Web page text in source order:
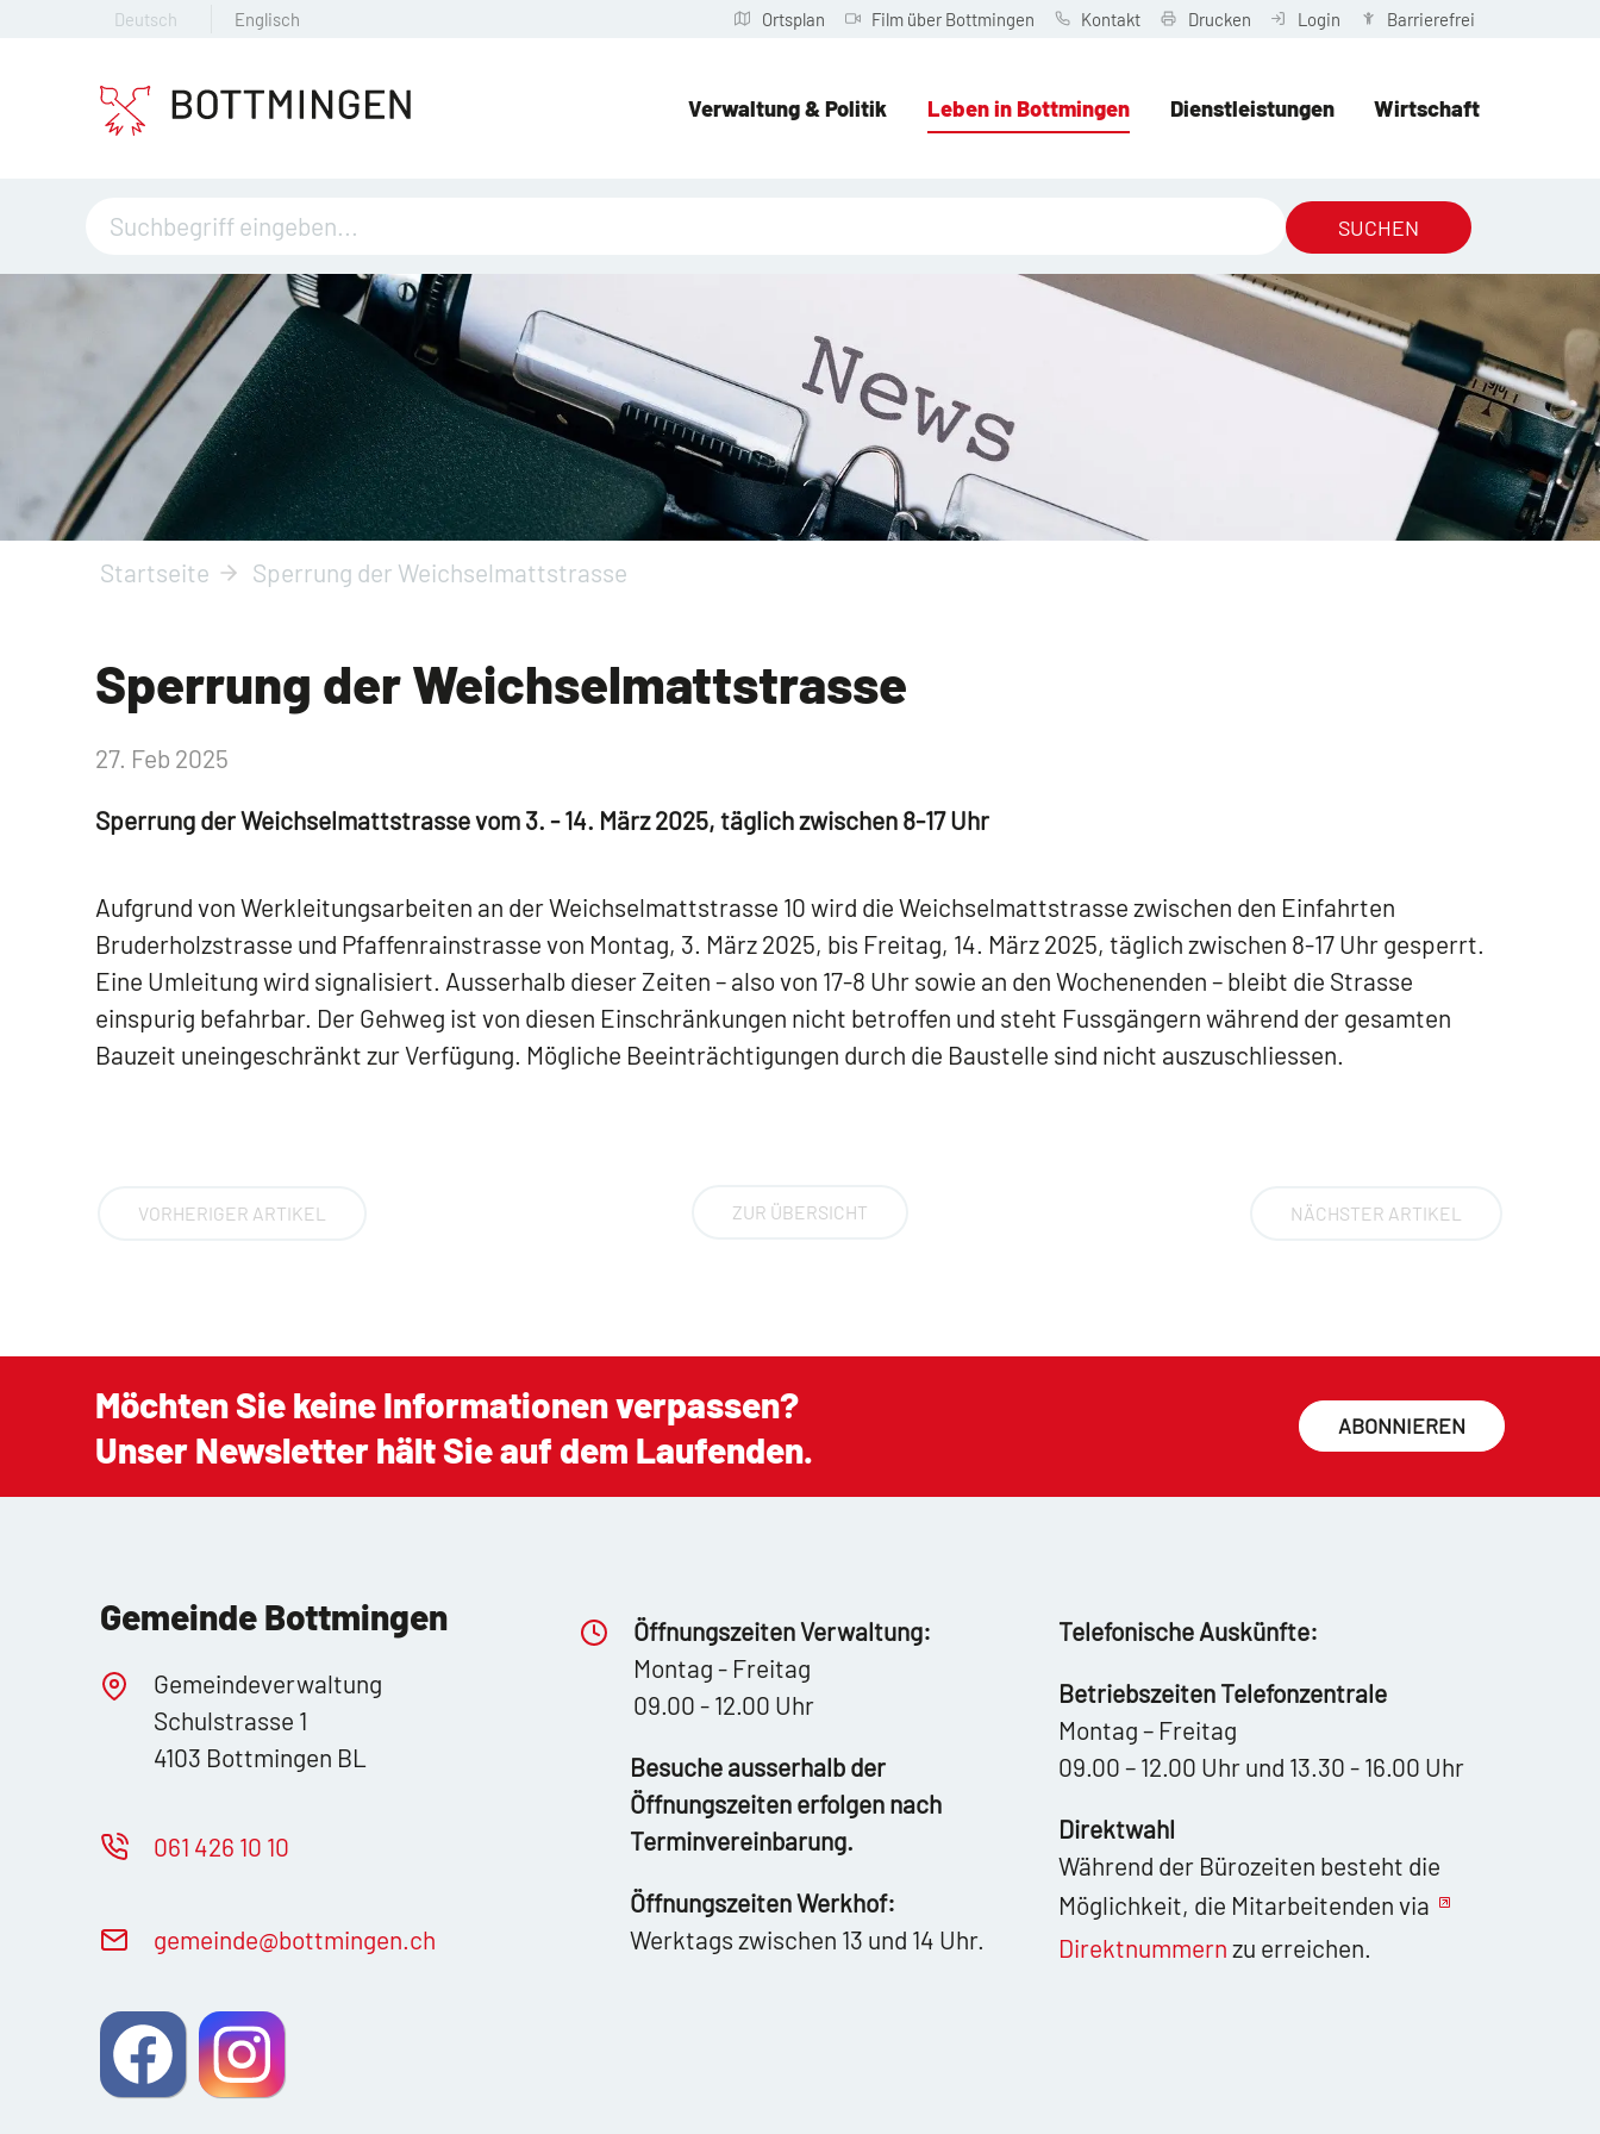
Deutsch Englisch Ortsplan Film über Bottmingen Kontakt Drucken Login Barrierefrei
Verwaltung & Politik Leben in Bottmingen Dienstleistungen Wirtschaft
SUCHEN
Startseite Sperrung der Weichselmattstrasse
Sperrung der Weichselmattstrasse
27. Feb 2025
Sperrung der Weichselmattstrasse vom 3. - 14. März 2025, täglich zwischen 8-17 Uhr
Aufgrund von Werkleitungsarbeiten an der Weichselmattstrasse 10 wird die Weichselmattstrasse zwischen den Einfahrten
Bruderholzstrasse und Pfaffenrainstrasse von Montag, 3. März 2025, bis Freitag, 14. März 2025, täglich zwischen 8-17 Uhr gesperrt.
Eine Umleitung wird signalisiert. Ausserhalb dieser Zeiten – also von 17-8 Uhr sowie an den Wochenenden – bleibt die Strasse
einspurig befahrbar. Der Gehweg ist von diesen Einschränkungen nicht betroffen und steht Fussgängern während der gesamten
Bauzeit uneingeschränkt zur Verfügung. Mögliche Beeinträchtigungen durch die Baustelle sind nicht auszuschliessen.
VORHERIGER ARTIKEL ZUR ÜBERSICHT NÄCHSTER ARTIKEL
Möchten Sie keine Informationen verpassen?
Unser Newsletter hält Sie auf dem Laufenden.
ABONNIEREN
Gemeinde Bottmingen
Gemeindeverwaltung
Schulstrasse 1
4103 Bottmingen BL
061 426 10 10
g m nd b ttm ng n ch
Öffnungszeiten Verwaltung:
Montag - Freitag
09.00 - 12.00 Uhr
Besuche ausserhalb der
Öffnungszeiten erfolgen nach
Terminvereinbarung.
Öffnungszeiten Werkhof:
Werktags zwischen 13 und 14 Uhr.
Telefonische Auskünfte:
Betriebszeiten Telefonzentrale
Montag – Freitag
09.00 – 12.00 Uhr und 13.30 - 16.00 Uhr
Direktwahl
Während der Bürozeiten besteht die
Möglichkeit, die Mitarbeitenden via
Direktnummern zu erreichen.